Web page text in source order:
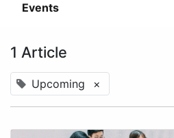
Events
1 Article
Upcoming ×